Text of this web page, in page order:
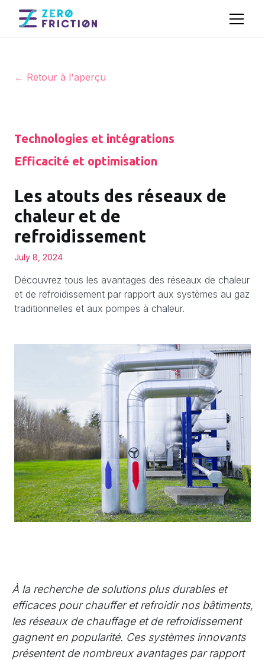
← Retour à l'aperçu
Technologies et intégrations
Efficacité et optimisation
Les atouts des réseaux de
chaleur et de
refroidissement
July 8, 2024
Découvrez tous les avantages des réseaux de chaleur
et de refroidissement par rapport aux systèmes au gaz
traditionnelles et aux pompes à chaleur.
À la recherche de solutions plus durables et
efficaces pour chauffer et refroidir nos bâtiments,
les réseaux de chauffage et de refroidissement
gagnent en popularité. Ces systèmes innovants
présentent de nombreux avantages par rapport